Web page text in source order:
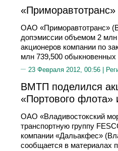
ОАО «Приморавтотранс»
допэмиссии объемом 2
акционеров компании по
млн 739,500
23 Февраля 2012, 00:56 |
ВМТП поделился
«Портового флота»
ОАО «Владивостокский
транспортную группу
компании «Дальакфес»
сообщается в материалах